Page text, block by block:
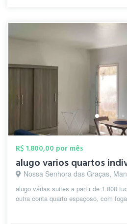
R$ 1.800,00 por mês
alugo varios quartos
Nossa Senhora das Graças,
alugo várias suites a partir de 1.800
outra conta quarto espaçoso, com